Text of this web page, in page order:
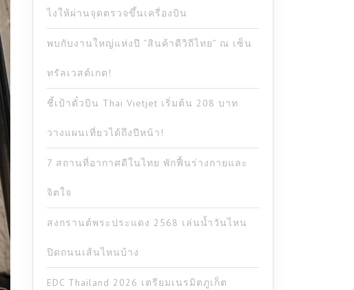
ไงให้ผ่านจุดตรวจขึ้นเครื่องบิน
พบกับงานใหญ่แห่งปี “สินค้าดีวิถีไทย” ณ เซ็น
ทรัลเวสต์เกต!
ชี้เป้าตั๋วบิน Thai Vietjet เริ่มต้น 208 บาท
วางแผนเที่ยวได้ถึงปีหน้า!
7 สถานที่อากาศดีในไทย พักฟื้นร่างกายและ
จิตใจ
สงกรานต์พระประแดง 2568 เล่นน้ำวันไหน
ปิดถนนเส้นไหนบ้าง
EDC Thailand 2026 เตรียมเนรมิตภูเก็ต